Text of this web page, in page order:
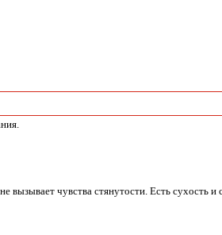
чувства стянутости. Есть сухость и